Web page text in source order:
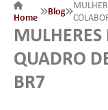
Home
Blog
MULHERES
QUADRO
BR7